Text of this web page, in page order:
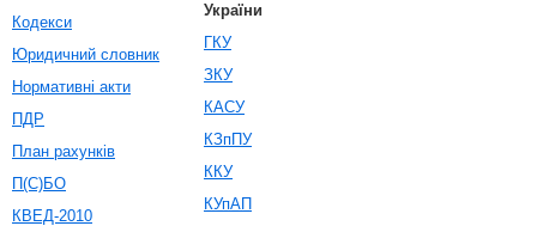
Кодекси
Юридичний словник
Нормативні акти
ПДР
План рахунків
П(С)БО
КВЕД-2010
України
ГКУ
ЗКУ
КАСУ
КЗпПУ
ККУ
КУпАП